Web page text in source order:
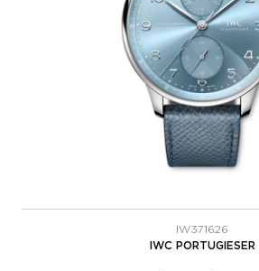
IW371626
IWC PORTUGIESER